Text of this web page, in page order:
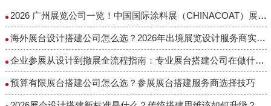
2026 广州展览公司一览！中国国际涂料展（CHINACOAT）展台设计搭建服务商推荐
海外展台设计搭建公司怎么选？2026年出境展览设计服务商实力全解析
企业参展从设计到撤展全流程指南：专业展台搭建公司在做什么？
预算有限展台搭建公司怎么选？参展展台搭建服务商选择技巧